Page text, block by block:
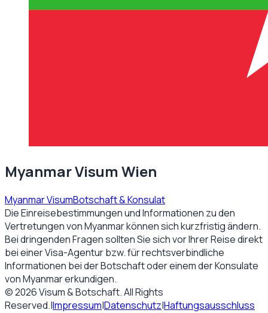
Myanmar Visum Wien
Myanmar VisumBotschaft & Konsulat
Die Einreisebestimmungen und Informationen zu den
Vertretungen vonMyanmarkönnen sich kurzfristig ändern.
Bei dringenden Fragen sollten Sie sich vor Ihrer Reise direkt
bei einer Visa-Agentur bzw. für rechtsverbindliche
Informationen bei der Botschaft oder einem der Konsulate
vonMyanmarerkundigen.
©2026Visum & Botschaft. All Rights
Reserved.|Impressum|Datenschutz|Haftungsausschluss